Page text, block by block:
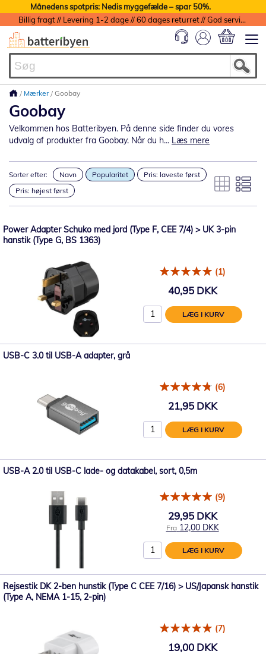
Månedens spotpris: Nedis myggefælde – spar 50%.
Billig fragt // Levering 1-2 dage // 60 dages returret // God service med garanti
Mærker Goobay
Goobay
Velkommen hos Batteribyen. På denne side finder du vores
udvalg af produkter fra Goobay. Når du h... Læs mere
Sorter efter: Navn Popularitet
Pris: laveste først
Pris: højest først
Power Adapter Schuko med jord (Type F, CEE 7/4) > UK 3-pin
hanstik (Type G, BS 1363)
(1)
40,95 DKK
LÆG I KURV
USB-C 3.0 til USB-A adapter, grå
(6)
21,95 DKK
LÆG I KURV
USB-A 2.0 til USB-C lade- og datakabel, sort, 0,5m
(9)
29,95 DKK
Fra 12,00 DKK
LÆG I KURV
Rejsestik DK 2-ben hunstik (Type C CEE 7/16) > US/Japansk hanstik
(Type A, NEMA 1-15, 2-pin)
(7)
19,00 DKK